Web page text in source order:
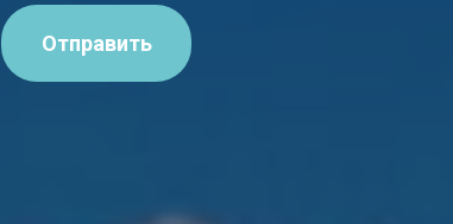
Отправить